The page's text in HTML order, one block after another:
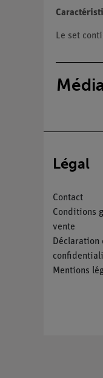
Le set
Légal
Contact
Conditions
vente
Déclaration
Mentions